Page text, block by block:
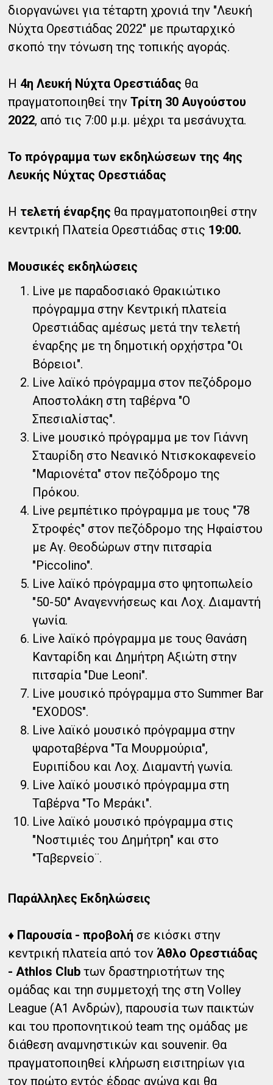
διοργανώνει για τέταρτη χρονιά την "Λευκή
Νύχτα Ορεστιάδας 2022" με πρωταρχικό
σκοπό την τόνωση της τοπικής αγοράς.
Η 4η Λευκή Νύχτα Ορεστιάδας θα
πραγματοποιηθεί τηνΤρίτη 30 Αυγούστου
2022, από τις 7:00 μ.μ. μέχρι τα μεσάνυχτα.
Το πρόγραμμα των εκδηλώσεων της 4ης
Λευκής Νύχτας Ορεστιάδας
Η τελετή έναρξης θα πραγματοποιηθεί στην
κεντρική Πλατεία Ορεστιάδας στις 19:00.
Μουσικές εκδηλώσεις
Live με παραδοσιακό Θρακιώτικο
πρόγραμμα στην Κεντρική πλατεία
Ορεστιάδας αμέσως μετά την τελετή
έναρξης με τη δημοτική ορχήστρα "Οι
Βόρειοι".
Live λαϊκό πρόγραμμα στον πεζόδρομο
Αποστολάκη στη ταβέρνα "Ο
Σπεσιαλίστας".
Live μουσικό πρόγραμμα με τον Γιάννη
Σταυρίδη στο Νεανικό Ντισκοκαφενείο
"Μαριονέτα" στον πεζόδρομο της
Πρόκου.
Live ρεμπέτικο πρόγραμμα με τους "78
Στροφές" στον πεζόδρομο της Ηφαίστου
με Αγ. Θεοδώρων στην πιτσαρία
"Piccolino".
Live λαϊκό πρόγραμμα στο ψητοπωλείο
"50-50" Αναγεννήσεως και Λοχ. Διαμαντή
γωνία.
Live λαϊκό πρόγραμμα με τους Θανάση
Κανταρίδη και Δημήτρη Αξιώτη στην
πιτσαρία "Due Leoni".
Live μουσικό πρόγραμμα στο Summer Bar
"EXODOS".
Live λαϊκό μουσικό πρόγραμμα στην
ψαροταβέρνα "Τα Μουρμούρια",
Ευριπίδου και Λοχ. Διαμαντή γωνία.
Live λαϊκό μουσικό πρόγραμμα στη
Ταβέρνα "Το Μεράκι".
Live λαϊκό μουσικό πρόγραμμα στις
"Νοστιμιές του Δημήτρη" και στο
"Ταβερνείο¨.
Παράλληλες Εκδηλώσεις
♦ Παρουσία - προβολή σε κιόσκι στην
κεντρική πλατεία από τον Άθλο Ορεστιάδας
- Athlos Club των δραστηριοτήτων της
ομάδας και τηn συμμετοχή της στη Volley
League (Α1 Ανδρών), παρουσία των παικτών
και του προπονητικού team της ομάδας με
διάθεση αναμνηστικών και souvenir. Θα
πραγματοποιηθεί κλήρωση εισιτηρίων για
τον πρώτο εντός έδρας αγώνα και θα